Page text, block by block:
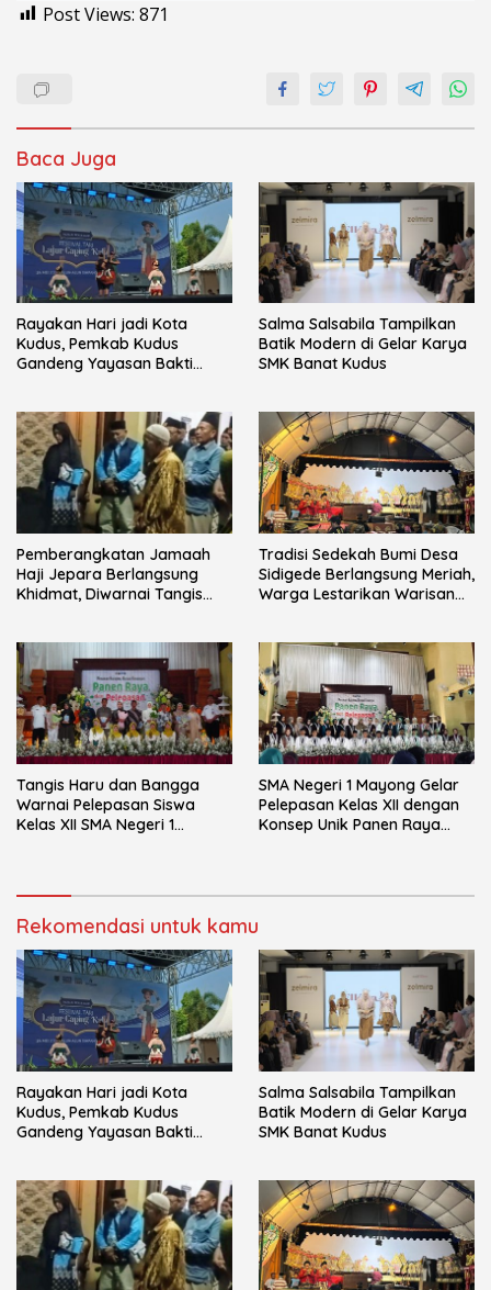
Post Views: 871
Baca Juga
Rayakan Hari jadi Kota
Kudus, Pemkab Kudus
Gandeng Yayasan Bakti
Salma Salsabila Tampilkan
Batik Modern di Gelar Karya
SMK Banat Kudus
Pemberangkatan Jamaah
Haji Jepara Berlangsung
Khidmat, Diwarnai Tangis
Tradisi Sedekah Bumi Desa
Sidigede Berlangsung Meriah,
Warga Lestarikan Warisan
Tangis Haru dan Bangga
Warnai Pelepasan Siswa
Kelas XII SMA Negeri 1
SMA Negeri 1 Mayong Gelar
Pelepasan Kelas XII dengan
Konsep Unik Panen Raya
Rekomendasi untuk kamu
Rayakan Hari jadi Kota
Kudus, Pemkab Kudus
Gandeng Yayasan Bakti
Salma Salsabila Tampilkan
Batik Modern di Gelar Karya
SMK Banat Kudus